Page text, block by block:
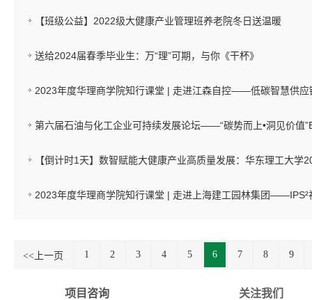
【班级公益】2022级大健康产业管理班养老院冬日送温暖
送给2024届春季毕业生：万“理”可期，与你《干杯》
2023年度华理商学院知行课堂 | 走进江森自控——低碳智慧供应
第六届石油与化工企业可持续发展论坛——“碳势而上•洞见价值
【倒计时1天】数智赋能大健康产业高质量发展：华东理工大学
2023年度华理商学院知行课堂 | 走进上海建工园林集团——IPS²
<<上一页 1 2 3 4 5 6 7 8 9
项目咨询 关注我们